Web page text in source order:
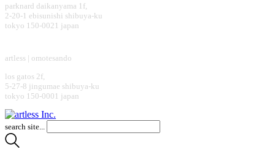
parknard daikanyama 1f,
2-20-1 ebisunishi shibuya-ku
tokyo 150-0021 japan
artless | omotesando
los gatos 2f,
5-27-8 jingumae shibuya-ku
tokyo 150-0001 japan
search site...